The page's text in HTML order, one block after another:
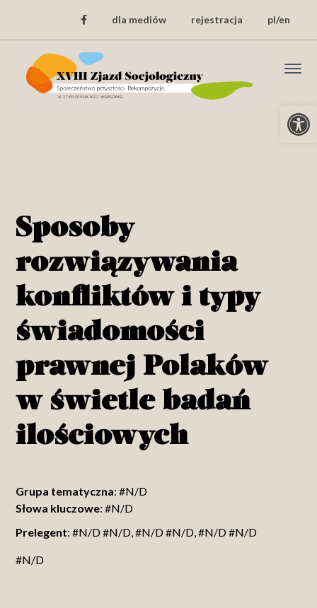
dla mediów rejestracja pl/en
Sposoby
rozwiązywania
konfliktów i typy
świadomości
prawnej Polaków
w świetle badań
ilościowych
Grupa tematyczna: #N/D
Słowa kluczowe: #N/D
Prelegent: #N/D #N/D, #N/D #N/D, #N/D #N/D
#N/D